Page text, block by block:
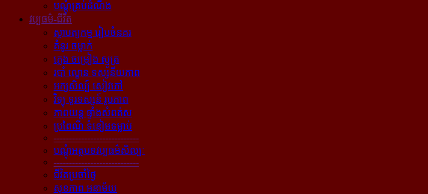
បណ្ដុំគ្រប់ដំណឹង
វប្បធម៌-ជីវិត
ស្ថាបត្យកម្ម រៀបចំនគរ
គំនូរ ចម្លាក់
ភ្លេង ចម្រៀង ស្មូត្រ
របាំ ល្ខោន ទស្សនីយភាព
អក្សសិល្ប៍ សៀវភៅ
វិទ្យុ ទូរទស្សន៍ រូបភាព
ភាពយន្ដ ផ្ទាំងសំពត់ស
ប្រពៃណី ទំនៀមទម្លាប់
----------------------------
បណ្ដុំអត្ថបទវប្បធម៌សិល្បៈ
----------------------------
ជីវិតប្រចាំថ្ងៃ
សុខភាព អនាម័យ